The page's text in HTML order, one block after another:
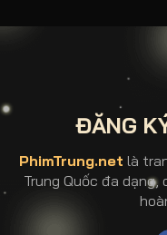
ĐĂNG
PhimTrung.net là
Trung Quốc đa